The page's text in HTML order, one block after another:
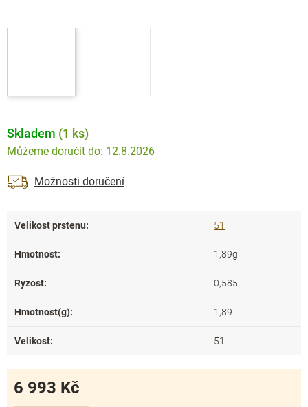
Skladem (1 ks)
12.8.2026
Možnosti doručení
6 993 Kč
Velikost prstenu: 51
Hmotnost: 1,89g
Ryzost: 0,585
Hmotnost(g): 1,89
Velikost: 51